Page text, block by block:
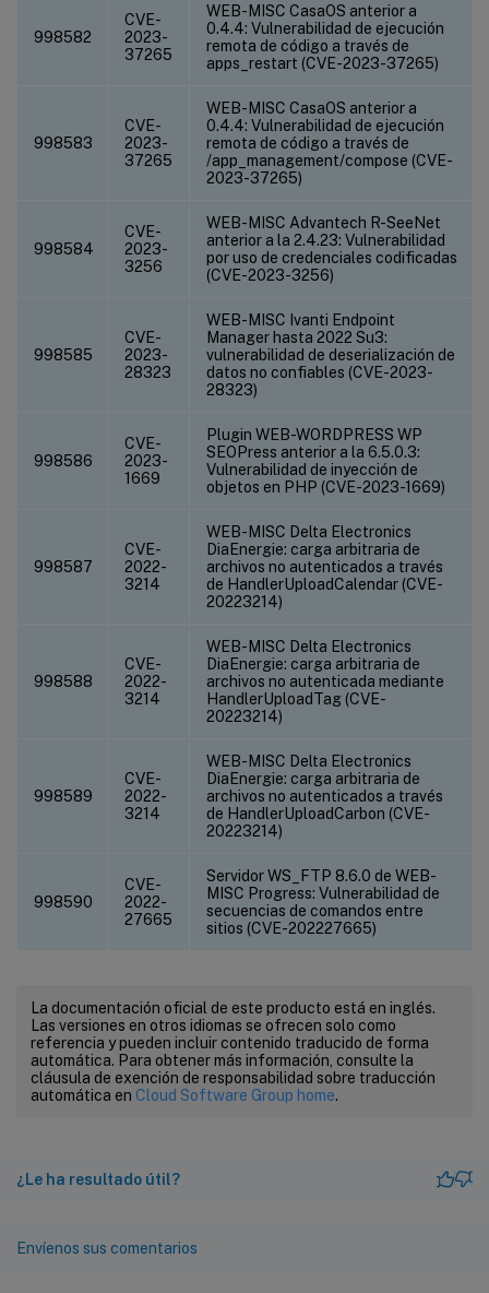
998582
CVE-
2023-
37265
WEB-MISC CasaOS anterior a
0.4.4: Vulnerabilidad de ejecución
remota de código a través de
apps_restart (CVE-2023-37265)
998583
CVE-
2023-
37265
WEB-MISC CasaOS anterior a
0.4.4: Vulnerabilidad de ejecución
remota de código a través de
/app_management/compose (CVE-
2023-37265)
998584
CVE-
2023-
3256
WEB-MISC Advantech R-SeeNet
anterior a la 2.4.23: Vulnerabilidad
por uso de credenciales codificadas
(CVE-2023-3256)
998585
CVE-
2023-
28323
WEB-MISC Ivanti Endpoint
Manager hasta 2022 Su3:
vulnerabilidad de deserialización de
datos no confiables (CVE-2023-
28323)
998586
CVE-
2023-
1669
Plugin WEB-WORDPRESS WP
SEOPress anterior a la 6.5.0.3:
Vulnerabilidad de inyección de
objetos en PHP (CVE-2023-1669)
998587
CVE-
2022-
3214
WEB-MISC Delta Electronics
DiaEnergie: carga arbitraria de
archivos no autenticados a través
de HandlerUploadCalendar (CVE-
20223214)
998588
CVE-
2022-
3214
WEB-MISC Delta Electronics
DiaEnergie: carga arbitraria de
archivos no autenticada mediante
HandlerUploadTag (CVE-
20223214)
998589
CVE-
2022-
3214
WEB-MISC Delta Electronics
DiaEnergie: carga arbitraria de
archivos no autenticados a través
de HandlerUploadCarbon (CVE-
20223214)
998590
CVE-
2022-
27665
Servidor WS_FTP 8.6.0 de WEB-
MISC Progress: Vulnerabilidad de
secuencias de comandos entre
sitios (CVE-202227665)
La documentación oficial de este producto está en inglés.
Las versiones en otros idiomas se ofrecen solo como
referencia y pueden incluir contenido traducido de forma
automática. Para obtener más información, consulte la
cláusula de exención de responsabilidad sobre traducción
automática en Cloud Software Group home.
¿Le ha resultado útil?
Envíenos sus comentarios